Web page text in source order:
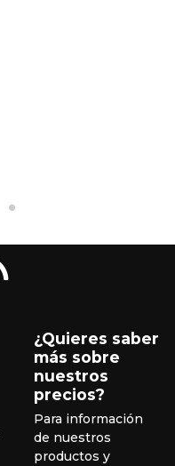
¿Quieres saber
más sobre
nuestros
precios?
Para información
de nuestros
productos y